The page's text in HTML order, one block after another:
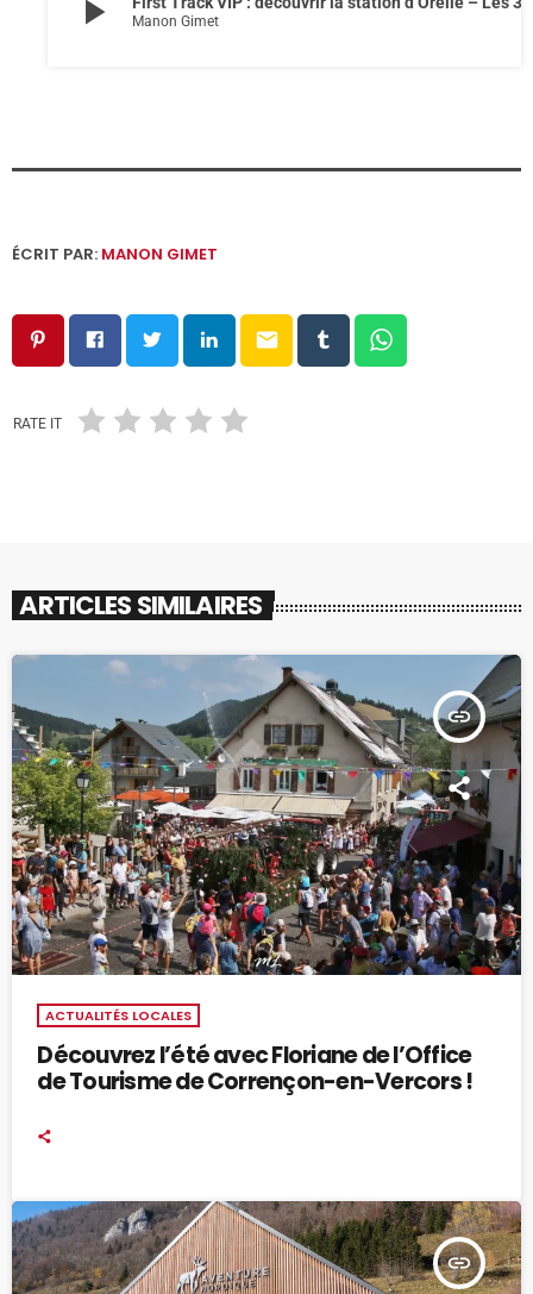
play_arrow Manon Gimet
ÉCRIT PAR: MANON GIMET
email
RATE IT
ARTICLES SIMILAIRES
insert_link
ACTUALITÉS LOCALES
Découvrez l’été avec Floriane de l’Office
de Tourisme de Corrençon-en-Vercors !
insert_link